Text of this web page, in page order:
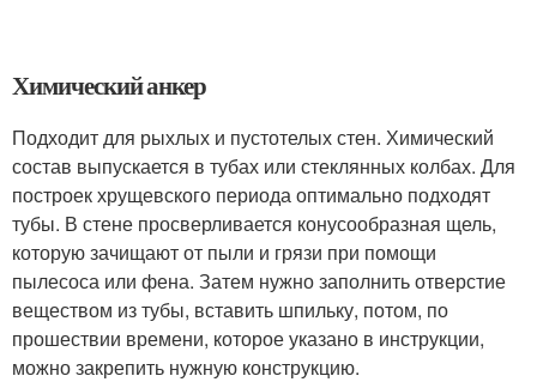
Химический анкер
Подходит для рыхлых и пустотелых стен. Химический
состав выпускается в тубах или стеклянных колбах. Для
построек хрущевского периода оптимально подходят
тубы. В стене просверливается конусообразная щель,
которую зачищают от пыли и грязи при помощи
пылесоса или фена. Затем нужно заполнить отверстие
веществом из тубы, вставить шпильку, потом, по
прошествии времени, которое указано в инструкции,
можно закрепить нужную конструкцию.